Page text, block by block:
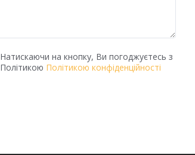
Натискаючи на кнопку, Ви погоджуєтесь з
Політикою Політикою конфіденційності